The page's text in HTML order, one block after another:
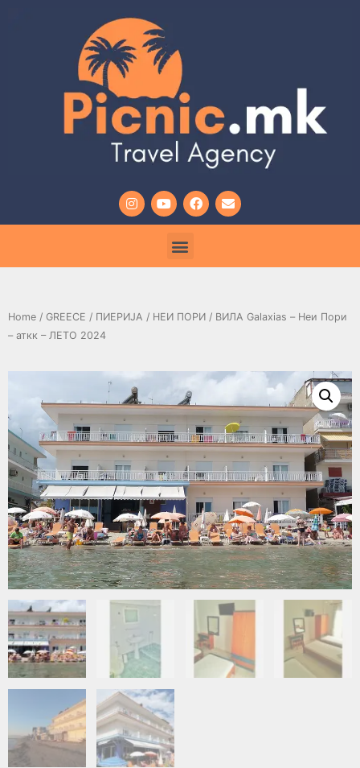
Home / GREECE / ПИЕРИЈА / НЕИ ПОРИ / ВИЛА Galaxias – Неи Пори
– аткк – ЛЕТО 2024